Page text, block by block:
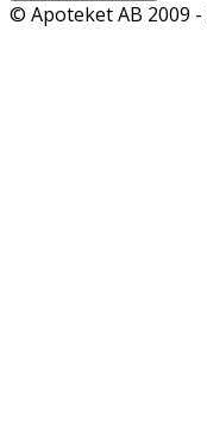
© Apoteket AB 2009 -